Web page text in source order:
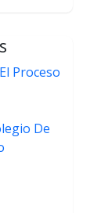
Proceso
De